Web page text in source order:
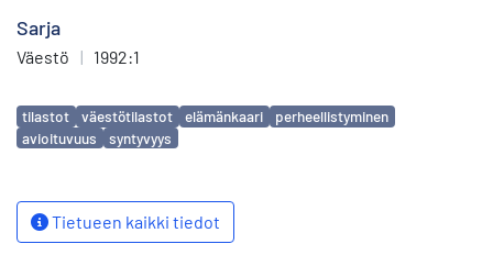
Sarja
Väestö | 1992:1
Avainsanat
tilastot väestötilastot elämänkaari
perheellistyminen
avioituvuus
syntyvyys
Tietueen kaikki tiedot